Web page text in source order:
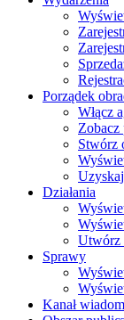
Porządek
Włącz
Zobacz
Stwórz
Działania
Utwórz
Sprawy
Kanał